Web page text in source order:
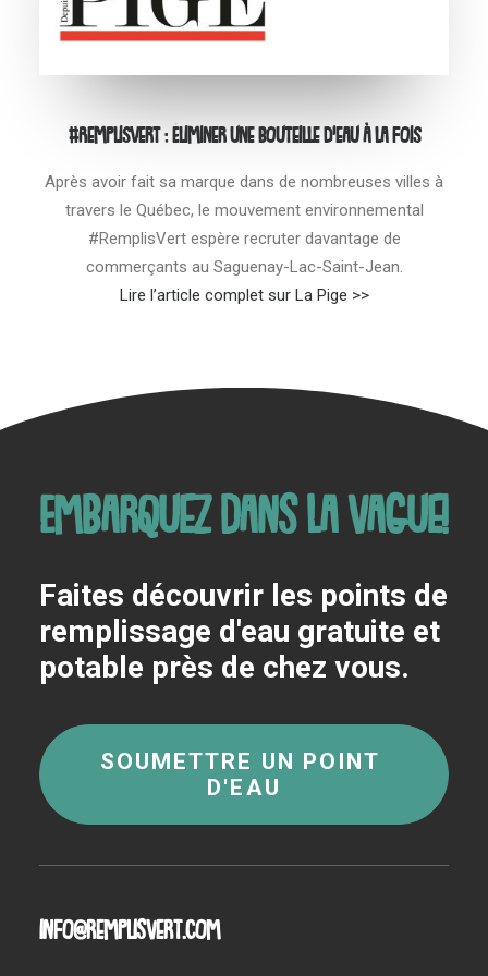
#RemplisVert : Éliminer une bouteille d’eau à la fois
Après avoir fait sa marque dans de nombreuses villes à
travers le Québec, le mouvement environnemental
#RemplisVert espère recruter davantage de
commerçants au Saguenay-Lac-Saint-Jean.
Lire l’article complet sur La Pige >>
Embarquez dans la vague!
Faites découvrir les points de
remplissage d'eau gratuite et
potable près de chez vous.
SOUMETTRE UN POINT
D'EAU
info@remplisvert.com